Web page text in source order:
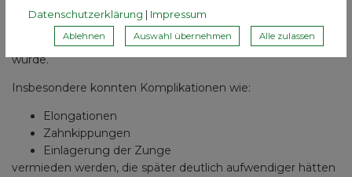
Da nur wenige Zahnfehlstellungen vorlagen, konnte der
Zahnwechsel funktionell begleitet werden, ohne dass eine
weiterführende kieferorthopädische Therapie notwendig
wurde.
Insbesondere konnten Komplikationen wie:
Elongationen
Zahnkippungen
Einlagerung der Zunge
vermieden werden, die später deutlich aufwendiger hätten
Datenschutzerklärung | Impressum
Ablehnen Auswahl übernehmen Alle zulassen